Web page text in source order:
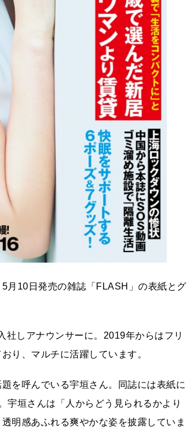
月10日発売の雑誌「FLASH」の表紙とグ
しアナウンサーに。2019年からはフリ
り、マルチに活躍しています。
を呼んでいる宇垣さん。同誌には表紙に
宇垣さんは「人からどう見られるかより
明感あふれる爽やかな姿を披露していま